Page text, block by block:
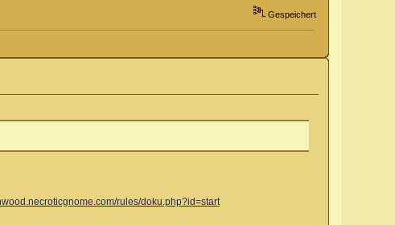
Gespeichert
rules/doku.php?id=start